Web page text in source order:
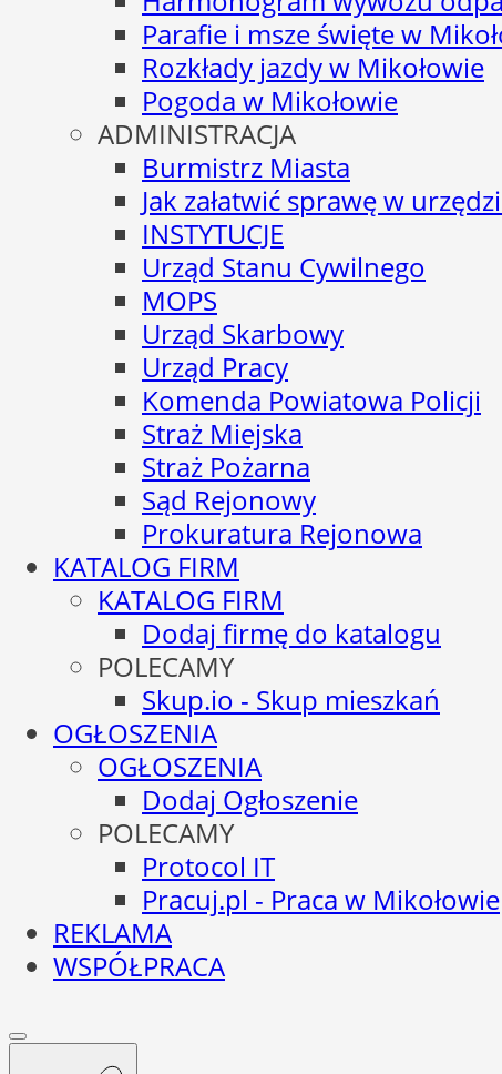
Parafie i msze święte w
Rozkłady jazdy w Mikołowie
Pogoda w Mikołowie
ADMINISTRACJA
Burmistrz Miasta
Jak załatwić sprawę w
INSTYTUCJE
Urząd Stanu Cywilnego
MOPS
Urząd Skarbowy
Urząd Pracy
Komenda Powiatowa Policji
Straż Miejska
Straż Pożarna
Sąd Rejonowy
Prokuratura Rejonowa
KATALOG FIRM
KATALOG FIRM
Dodaj firmę do katalogu
POLECAMY
Skup.io - Skup mieszkań
OGŁOSZENIA
OGŁOSZENIA
Dodaj Ogłoszenie
POLECAMY
Protocol IT
Pracuj.pl - Praca w Mikołowie
REKLAMA
WSPÓŁPRACA